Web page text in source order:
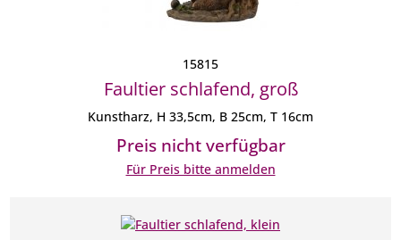
15815
Faultier schlafend, groß
Kunstharz, H 33,5cm, B 25cm, T 16cm
Preis nicht verfügbar
Für Preis bitte anmelden